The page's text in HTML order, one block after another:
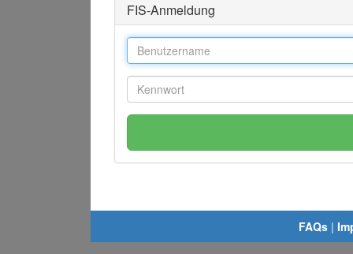
FIS-Anmeldung
FAQs |